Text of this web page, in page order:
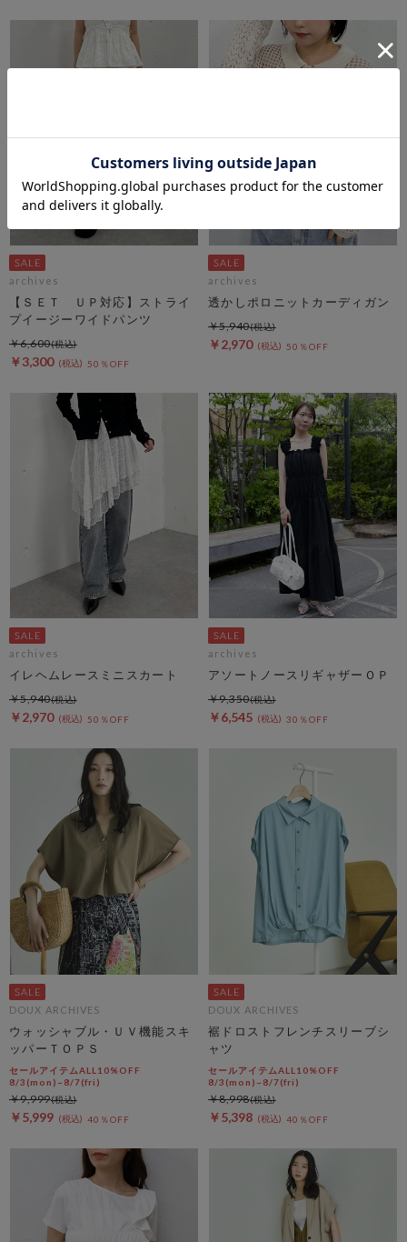
archives
【ＳＥＴ ＵＰ対応】ストライ
プイージーワイドパンツ
￥3,300 50％OFF
￥6,600
archives
透かしポロニットカーディガン
￥2,970 50％OFF
￥5,940
archives
イレヘムレースミニスカート
￥2,970 50％OFF
￥5,940
archives
アソートノースリギャザーＯＰ
￥6,545 30％OFF
￥9,350
DOUX ARCHIVES
ウォッシャブル・ＵＶ機能スキ
ッパーＴＯＰＳ
セールアイテムALL10%OFF
8/3(mon)~8/7(fri)
￥5,999 40％OFF
￥9,999
DOUX ARCHIVES
裾ドロストフレンチスリーブシ
ャツ
セールアイテムALL10%OFF
8/3(mon)~8/7(fri)
￥5,398 40％OFF
￥8,998